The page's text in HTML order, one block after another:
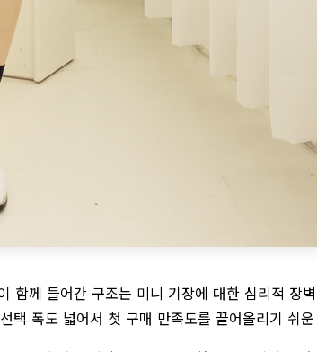
함께 들어간 구조는 미니 기장에 대한 심리적 장
택 폭도 넓어서 첫 구매 만족도를 끌어올리기 쉬